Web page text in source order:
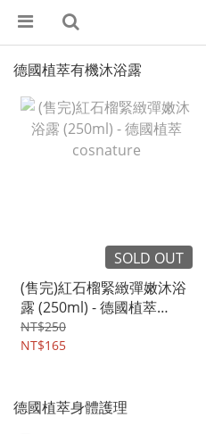
德國植萃有機沐浴露
SOLD OUT
(售完)紅石榴緊緻彈嫩沐浴
露 (250ml) - 德國植萃
cosnature
NT$250
NT$165
德國植萃身體護理